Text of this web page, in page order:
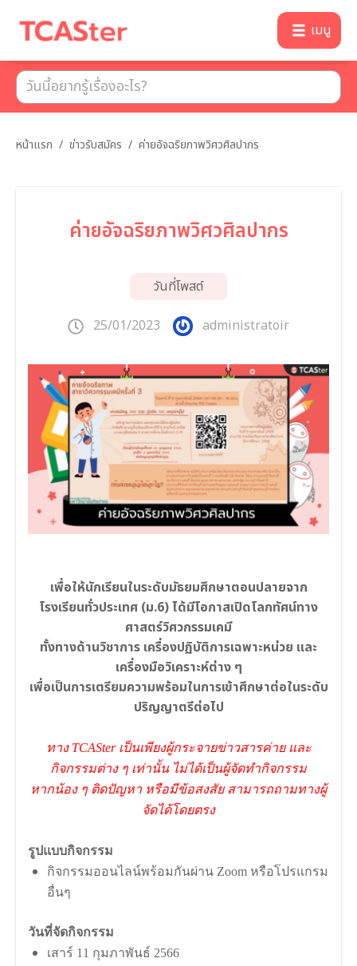
เมนู
หน้าแรก / ข่าวรับสมัคร / ค่ายอัจฉริยภาพวิศวศิลปากร
ค่ายอัจฉริยภาพวิศวศิลปากร
วันที่โพสต์
25/01/2023 administratoir
เพื่อให้นักเรียนในระดับมัธยมศึกษาตอนปลายจาก
โรงเรียนทั่วประเทศ (ม.6) ได้มีโอกาสเปิดโลกทัศน์ทาง
ศาสตร์วิศวกรรมเคมี
ทั้งทางด้านวิชาการ เครื่องปฏิบัติการเฉพาะหน่วย และ
เครื่องมือวิเคราะห์ต่าง ๆ
เพื่อเป็นการเตรียมความพร้อมในการเข้าศึกษาต่อในระดับ
ปริญญาตรีต่อไป
ทาง TCASter เป็นเพียงผู้กระจายข่าวสารค่าย และ
กิจกรรมต่าง ๆ เท่านั้น ไม่ได้เป็นผู้จัดทำกิจกรรม
หากน้อง ๆ ติดปัญหา หรือมีข้อสงสัย สามารถถามทางผู้
จัดได้โดยตรง
รูปแบบกิจกรรม
กิจกรรมออนไลน์พร้อมกันผ่าน Zoom หรือโปรแกรม
อื่นๆ
วันที่จัดกิจกรรม
เสาร์ 11 กุมภาพันธ์ 2566